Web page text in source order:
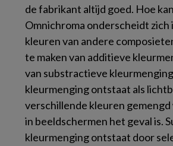
de fabrikant altijd goed. Hoe
Omnichroma onderscheidt zich
kleuren van andere
te maken van additieve
van substractieve
kleurmenging ontstaat als
verschillende kleuren gemengd
in beeldschermen het geval is.
kleurmenging ontstaat door